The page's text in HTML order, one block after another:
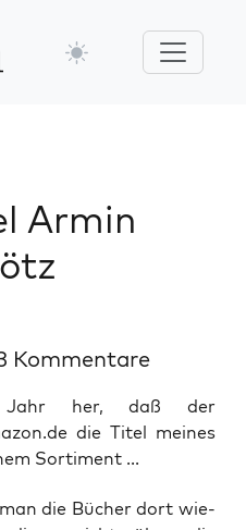
Armin
Kommentare
her, daß der
die Titel meines
Sortiment ...
die Bücher dort wie­